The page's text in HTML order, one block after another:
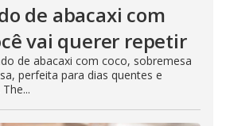
de abacaxi com
vai querer repetir
de abacaxi com coco, sobremesa
perfeita para dias quentes e